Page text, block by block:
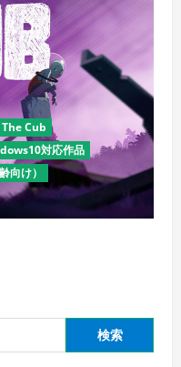
The Cub
対応作品
向け）